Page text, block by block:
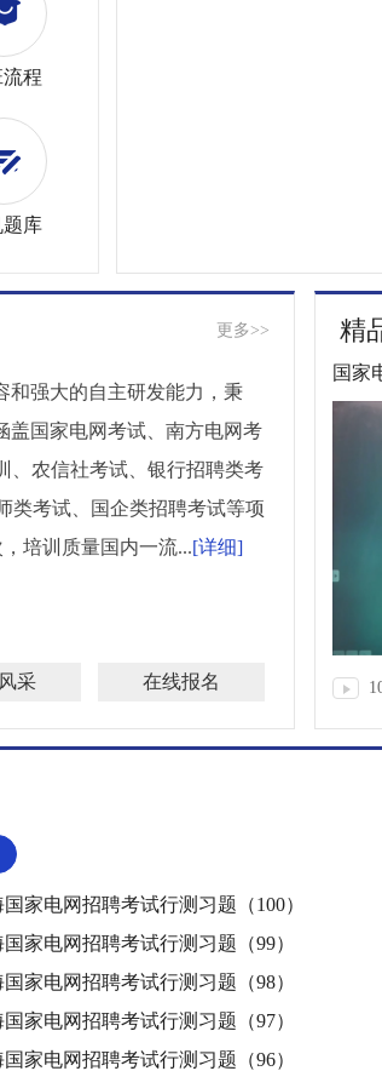
程
库
更多>>
和强大的自主研发能力，秉
盖国家电网考试、南方电网考
、农信社考试、银行招聘类考
类考试、国企类招聘考试等项
培训质量国内一流...[详细]
采 在线报名
精
国家
国家电网招聘考试行测习题（100）
国家电网招聘考试行测习题（99）
国家电网招聘考试行测习题（98）
国家电网招聘考试行测习题（97）
国家电网招聘考试行测习题（96）